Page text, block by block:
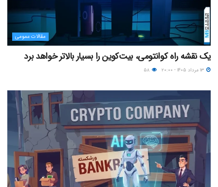
مقالات عمومی
یک نقشه راه کوانتومی، بیت‌کوین را بسیار بالاتر خواهد برد